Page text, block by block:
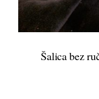
Šalica bez